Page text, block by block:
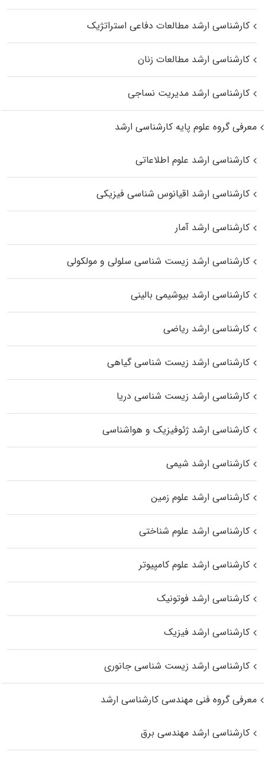
کارشناسی ارشد مطالعات دفاعی استراتژیک
کارشناسی ارشد مطالعات زنان
کارشناسی ارشد مدیریت نساجی
معرفی گروه علوم پایه کارشناسی ارشد
کارشناسی ارشد علوم اطلاعاتی
کارشناسی ارشد اقیانوس‌ شناسی فیزیکی
کارشناسی ارشد آمار
کارشناسی ارشد زیست شناسی سلولی و مولکولی
کارشناسی ارشد بیوشیمی بالینی
کارشناسی ارشد ریاضی
کارشناسی ارشد زیست‌ شناسی گیاهی
کارشناسی ارشد زیست‌ شناسی دریا
کارشناسی ارشد ژئوفیزیک و هواشناسی
کارشناسی ارشد شیمی
کارشناسی ارشد علوم زمین
کارشناسی ارشد علوم شناختی
کارشناسی ارشد علوم کامپیوتر
کارشناسی ارشد فوتونیک
کارشناسی ارشد فیزیک
کارشناسی ارشد زیست‌ شناسی جانوری
معرفی گروه فنی مهندسی کارشناسی ارشد
کارشناسی ارشد مهندسی برق